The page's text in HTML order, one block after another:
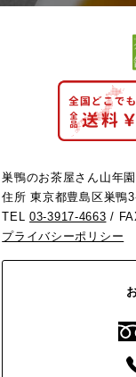
巣鴨のお茶屋さん山年
住所 東京都豊島区巣鴨
TEL03-3917-4663 /
プライバシーポリシー